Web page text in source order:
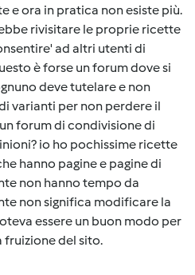
e ora in pratica non esiste più.
rivisitare le proprie ricette
ad altri utenti di
è forse un forum dove si
deve tutelare e non
varianti per non perdere il
forum di condivisione di
io ho pochissime ricette
hanno pagine e pagine di
non hanno tempo da
non significa modificare la
essere un buon modo per
fruizione del sito.